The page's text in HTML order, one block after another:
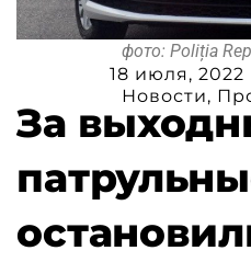
фото: Poliția
18 июля, 2022
Новости,
За